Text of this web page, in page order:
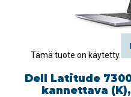
Tämä tuote on käytetty.
Dell Latitude
kannettava (K),